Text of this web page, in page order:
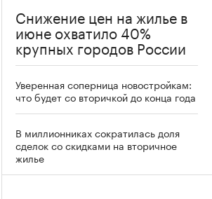
Снижение цен на жилье в
июне охватило 40%
крупных городов России
Уверенная соперница новостройкам:
что будет со вторичкой до конца года
В миллионниках сократилась доля
сделок со скидками на вторичное
жилье